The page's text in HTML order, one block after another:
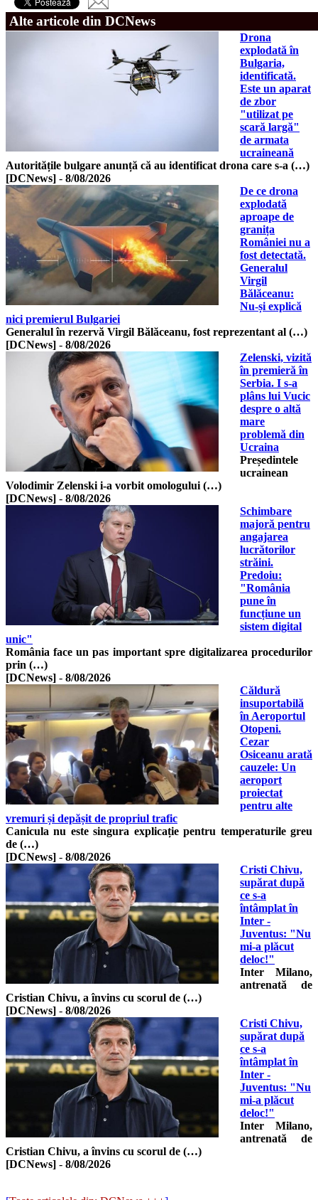
Alte articole din DCNews
Drona
explodată în
Bulgaria,
identificată.
Este un aparat
de zbor
"utilizat pe
scară largă"
de armata
ucraineană
Autoritățile bulgare anunță că au identificat drona care s-a (…)
[DCNews] - 8/08/2026
De ce drona
explodată
aproape de
granița
României nu a
fost detectată.
Generalul
Virgil
Bălăceanu:
Nu-și explică
nici premierul Bulgariei
Generalul în rezervă Virgil Bălăceanu, fost reprezentant al (…)
[DCNews] - 8/08/2026
Zelenski, vizită
în premieră în
Serbia. I s-a
plâns lui Vucic
despre o altă
mare
problemă din
Ucraina
Președintele
ucrainean
Volodimir Zelenski i-a vorbit omologului (…)
[DCNews] - 8/08/2026
Schimbare
majoră pentru
angajarea
lucrătorilor
străini.
Predoiu:
"România
pune în
funcțiune un
sistem digital
unic"
România face un pas important spre digitalizarea procedurilor
prin (…)
[DCNews] - 8/08/2026
Căldură
insuportabilă
în Aeroportul
Otopeni.
Cezar
Osiceanu arată
cauzele: Un
aeroport
proiectat
pentru alte
vremuri și depășit de propriul trafic
Canicula nu este singura explicație pentru temperaturile greu
de (…)
[DCNews] - 8/08/2026
Cristi Chivu,
supărat după
ce s-a
întâmplat în
Inter -
Juventus: "Nu
mi-a plăcut
deloc!"
Inter Milano,
antrenată de
Cristian Chivu, a învins cu scorul de (…)
[DCNews] - 8/08/2026
Cristi Chivu,
supărat după
ce s-a
întâmplat în
Inter -
Juventus: "Nu
mi-a plăcut
deloc!"
Inter Milano,
antrenată de
Cristian Chivu, a învins cu scorul de (…)
[DCNews] - 8/08/2026